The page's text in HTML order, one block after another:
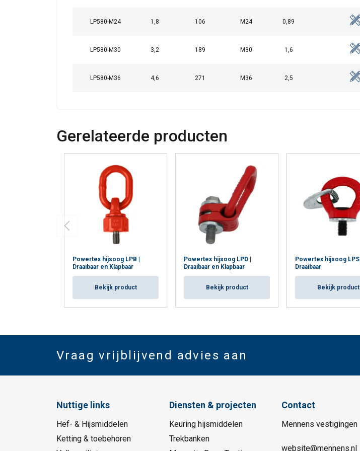
LP580-M24 1,8 106 M24 0,89
LP580-M30 3,2 189 M30 1,6
LP580-M36 4,6 271 M36 2,5
Gerelateerde producten
Powertex hijsoog LPB |
Draaibaar en Klapbaar
Bekijk product
Powertex hijsoog LPD |
Draaibaar en Klapbaar
Bekijk product
Powertex hijsoog LPS |
Draaibaar
Bekijk product
Vraag vrijblijvend advies aan
Nuttige links
Hef- & Hijsmiddelen
Ketting & toebehoren
Diensten & projecten
Keuring hijsmiddelen
Trekbanken
Contact
Mennens vestigingen
website@mennens.nl